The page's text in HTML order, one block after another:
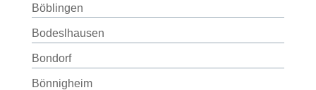
Böblingen
Bodeslhausen
Bondorf
Bönnigheim